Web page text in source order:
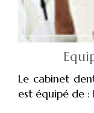
Le cabinet
est équipé de